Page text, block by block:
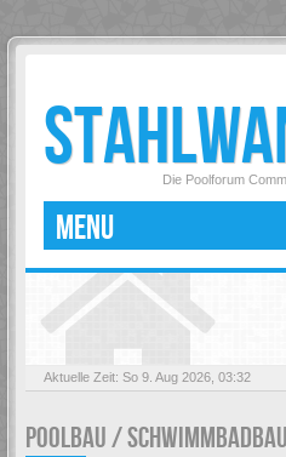
Die Poolforum
MENU
Aktuelle Zeit: So 9. Aug 2026, 03:32
POOLBAU / SCHWIMMBADBAU